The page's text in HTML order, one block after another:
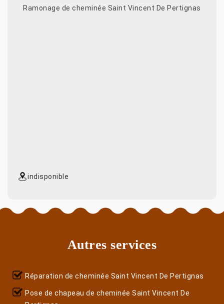
Ramonage de cheminée Saint Vincent De Pertignas
indisponible
Autres services
Réparation de cheminée Saint Vincent De Pertignas
Pose de chapeau de cheminée Saint Vincent De